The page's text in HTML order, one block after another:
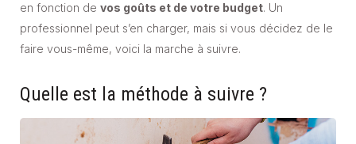
en fonction de vos goûts et de votre budget. Un
professionnel peut s’en charger, mais si vous décidez de le
faire vous-même, voici la marche à suivre.
Quelle est la méthode à suivre ?